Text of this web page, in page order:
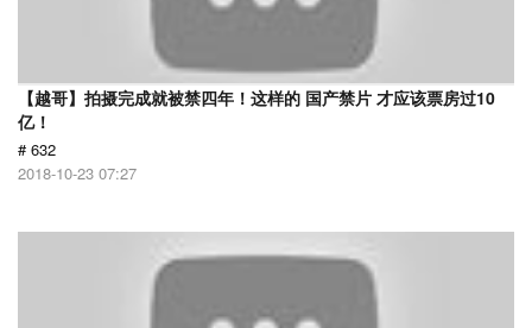
【越哥】拍摄完成就被禁四年！这样的 国产禁片 才应该票房过10
亿！
# 632
2018-10-23 07:27